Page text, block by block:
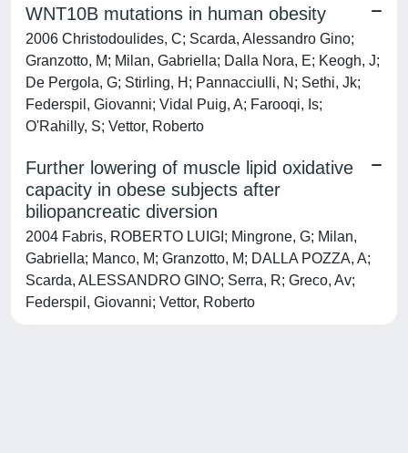
WNT10B mutations in human obesity
2006 Christodoulides, C; Scarda, Alessandro Gino;
Granzotto, M; Milan, Gabriella; Dalla Nora, E; Keogh, J;
De Pergola, G; Stirling, H; Pannacciulli, N; Sethi, Jk;
Federspil, Giovanni; Vidal Puig, A; Farooqi, Is;
O'Rahilly, S; Vettor, Roberto
Further lowering of muscle lipid oxidative
capacity in obese subjects after
biliopancreatic diversion
2004 Fabris, ROBERTO LUIGI; Mingrone, G; Milan,
Gabriella; Manco, M; Granzotto, M; DALLA POZZA, A;
Scarda, ALESSANDRO GINO; Serra, R; Greco, Av;
Federspil, Giovanni; Vettor, Roberto